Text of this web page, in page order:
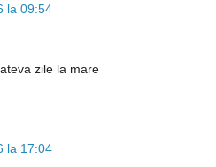
la 09:54
zile la mare
la 17:04